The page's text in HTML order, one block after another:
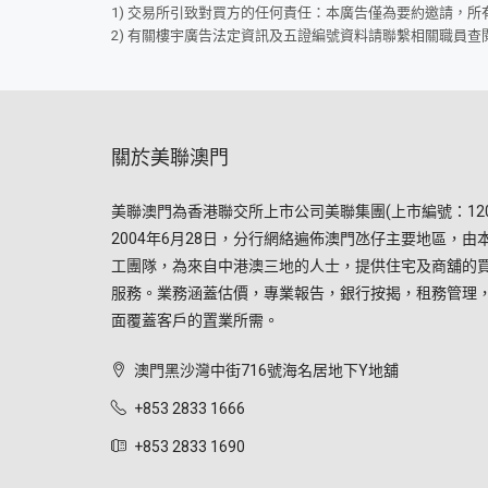
1) 交易所引致對買方的任何責任：本廣告僅為要約邀請，
2) 有關樓宇廣告法定資訊及五證編號資料請聯繫相關職員查
關於美聯澳門
美聯澳門為香港聯交所上市公司美聯集團(上市編號：
2004年6月28日，分行網絡遍佈澳門氹仔主要地區，由
工團隊，為來自中港澳三地的人士，提供住宅及商舖的
服務。業務涵蓋估價，專業報告，銀行按揭，租務管理
面覆蓋客戶的置業所需。
澳門黑沙灣中街716號海名居地下Y地舖
+853 2833 1666
+853 2833 1690